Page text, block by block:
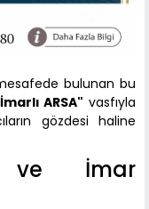
bulunan bu
ARSA" vasfıyla
gözdesi haline
ve İmar